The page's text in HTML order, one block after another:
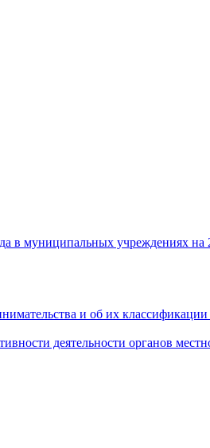
в муниципальных учреждениях на
и об их
деятельности органов